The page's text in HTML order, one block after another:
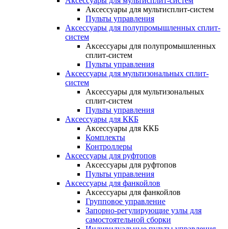
Аксессуары для мультисплит-систем
Пульты управления
Аксессуары для полупромышленных сплит-
систем
Аксессуары для полупромышленных
сплит-систем
Пульты управления
Аксессуары для мультизональных сплит-
систем
Аксессуары для мультизональных
сплит-систем
Пульты управления
Аксессуары для ККБ
Аксессуары для ККБ
Комплекты
Контроллеры
Аксессуары для руфтопов
Аксессуары для руфтопов
Пульты управления
Аксессуары для фанкойлов
Аксессуары для фанкойлов
Групповое управление
Запорно-регулирующие узлы для
самостоятельной сборки